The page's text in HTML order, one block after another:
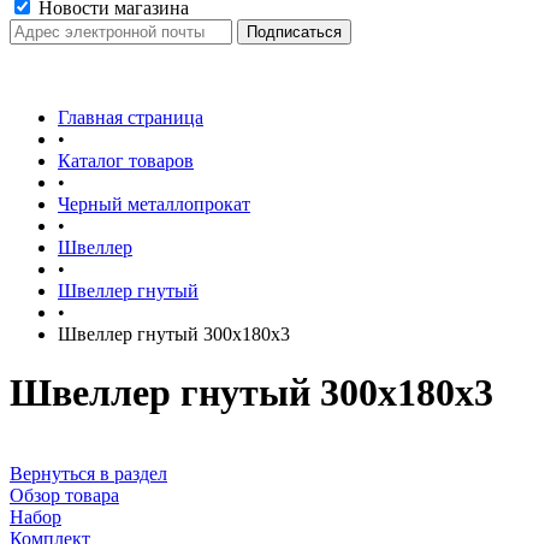
Новости магазина
Главная страница
•
Каталог товаров
•
Черный металлопрокат
•
Швеллер
•
Швеллер гнутый
•
Швеллер гнутый 300х180х3
Швеллер гнутый 300х180х3
Вернуться в раздел
Обзор товара
Набор
Комплект